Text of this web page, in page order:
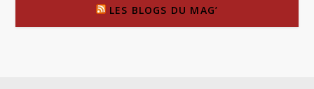
LES BLOGS DU MAG’